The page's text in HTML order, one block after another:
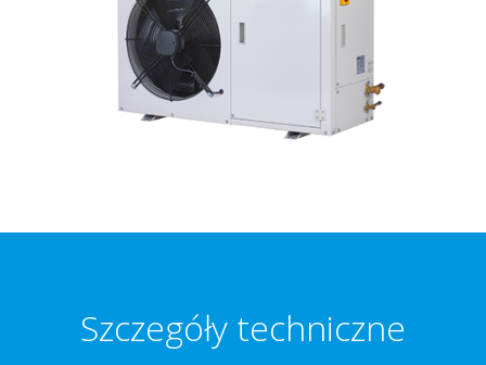
Szczegóły techniczne